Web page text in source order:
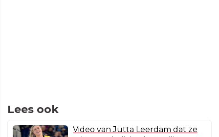
Lees ook
Video van Jutta Leerdam dat ze